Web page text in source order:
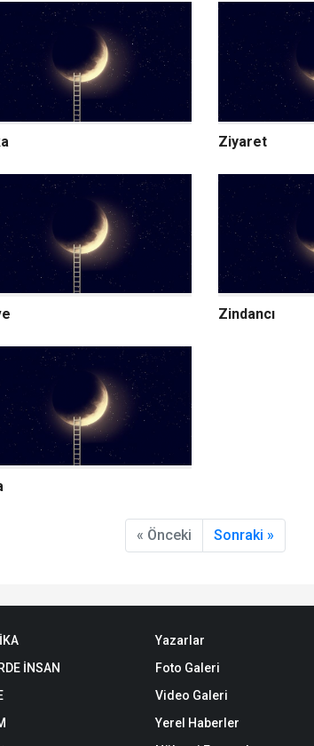
Ziyaret
Zindancı
« Önceki Sonraki »
İNSAN
Yazarlar
Foto Galeri
Video Galeri
Yerel Haberler